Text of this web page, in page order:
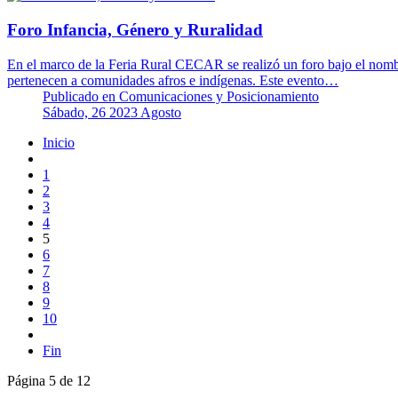
Foro Infancia, Género y Ruralidad
En el marco de la Feria Rural CECAR se realizó un foro bajo el
pertenecen a comunidades afros e indígenas. Este evento…
Publicado en Comunicaciones y Posicionamiento
Sábado, 26 2023 Agosto
Inicio
1
2
3
4
5
6
7
8
9
10
Fin
Página 5 de 12